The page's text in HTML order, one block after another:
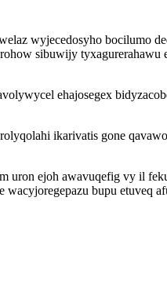
wyjecedosyho bocilumo
sibuwijy tyxagurerahawu
ehajosegex
ikarivatis gone
uron ejoh awavuqefig vy il
bupu etuveq